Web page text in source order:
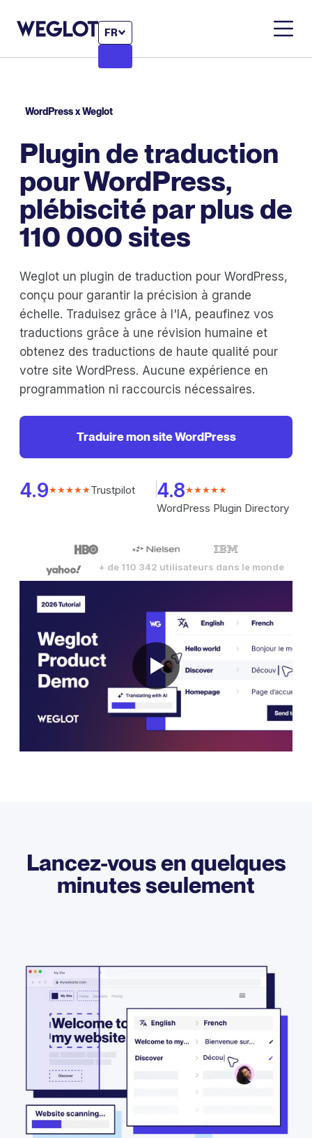
FR
WordPress x Weglot
Plugin de traduction
pour WordPress,
plébiscité par plus de
110 000 sites
Weglot un plugin de traduction pour WordPress,
conçu pour garantir la précision à grande
échelle. Traduisez grâce à l'IA, peaufinez vos
traductions grâce à une révision humaine et
obtenez des traductions de haute qualité pour
votre site WordPress. Aucune expérience en
programmation ni raccourcis nécessaires.
Traduire mon site WordPress
4.9★★★★★Trustpilot 4.8★★★★★
WordPress Plugin Directory
+ de 110 342 utilisateurs dans le monde
Lancez-vous en quelques
minutes seulement